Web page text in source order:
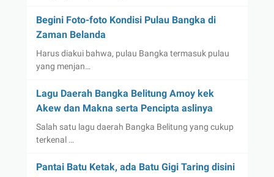
Begini Foto-foto Kondisi Pulau Bangka di
Zaman Belanda
Harus diakui bahwa, pulau Bangka termasuk pulau
yang menjan…
Lagu Daerah Bangka Belitung Amoy kek
Akew dan Makna serta Pencipta aslinya
Salah satu lagu daerah Bangka Belitung yang cukup
terkenal …
Pantai Batu Ketak, ada Batu Gigi Taring disini